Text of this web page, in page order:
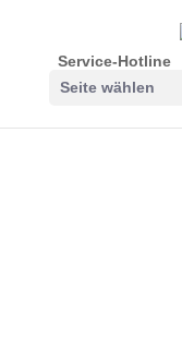
Service-Hotline
Seite wählen